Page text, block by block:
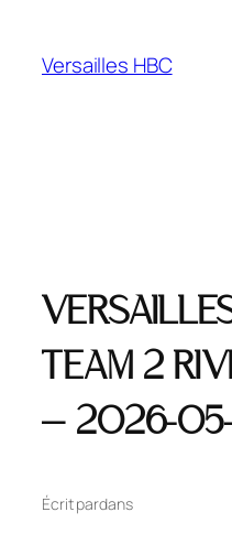
Versailles HBC
TEAM 2
— 2026-05-
Écrit pardans